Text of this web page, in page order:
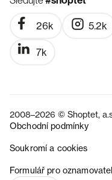
26k 5.2k
7k
2008–2026 © Shoptet,
Obchodní podmínky
Soukromí a cookies
Formulář pro